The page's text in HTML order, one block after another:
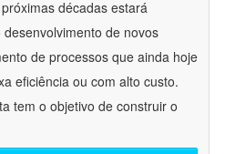
décadas estará
de novos
de processos que ainda hoje
eficiência ou com alto custo.
tem o objetivo de construir o